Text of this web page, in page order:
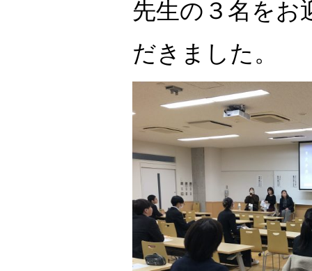
先生の３名をお
だきました。